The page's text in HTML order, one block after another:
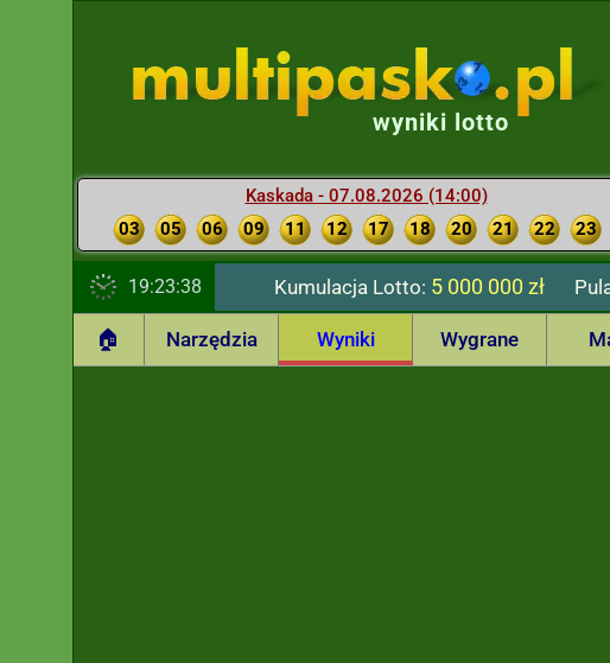
wyniki lotto
Kaskada - 07.08.2026 (14:00)
03
05 06 09 11 12 17 18 20 21 22 23
19:23:39 Kumulacja Lotto: 5 000 000 zł
🏠 Narzędzia Wyniki Wygrane